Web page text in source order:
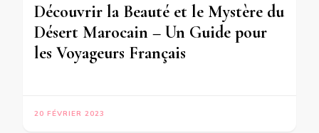
Découvrir la Beauté et le Mystère du
Désert Marocain – Un Guide pour
les Voyageurs Français
20 FÉVRIER 2023